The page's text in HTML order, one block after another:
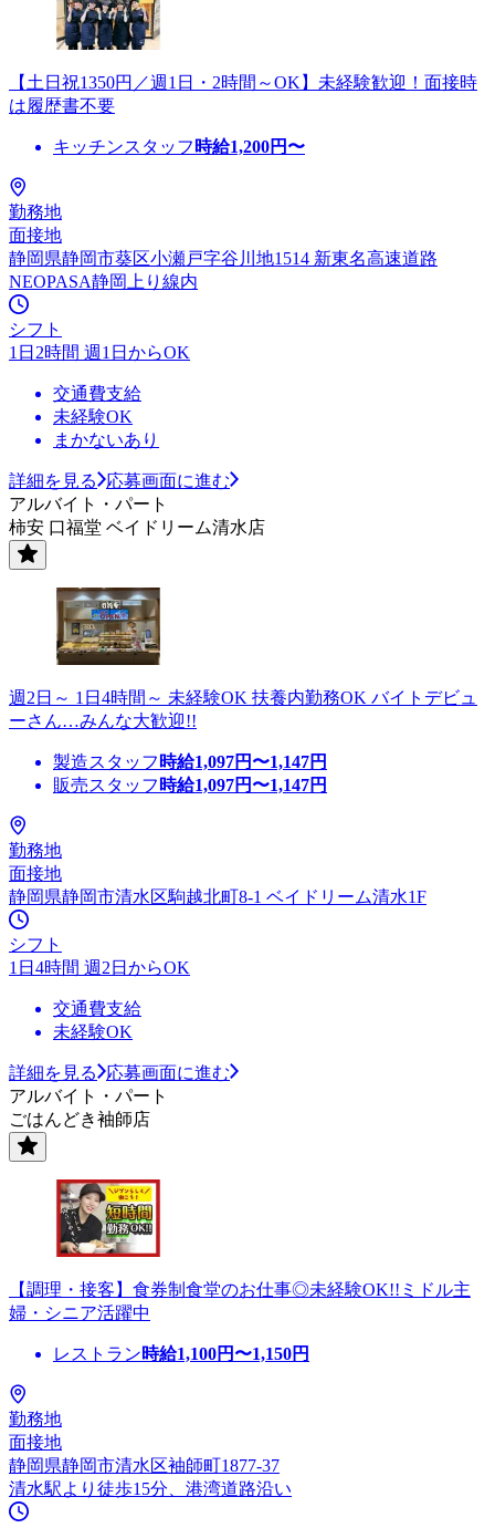
【土日祝1350円／週1日・2時間～OK】未経験歓迎！面接時
は履歴書不要
キッチンスタッフ 時給1,200円〜
勤務地
面接地
静岡県静岡市葵区小瀬戸字谷川地1514 新東名高速道路
NEOPASA静岡上り線内
シフト
1日2時間 週1日からOK
交通費支給
未経験OK
まかないあり
詳細を見る
応募画面に進む
アルバイト・パート
柿安 口福堂 ベイドリーム清水店
週2日～ 1日4時間～ 未経験OK 扶養内勤務OK バイトデビュ
ーさん…みんな大歓迎!!
製造スタッフ 時給1,097円〜1,147円
販売スタッフ 時給1,097円〜1,147円
勤務地
面接地
静岡県静岡市清水区駒越北町8-1 ベイドリーム清水1F
シフト
1日4時間 週2日からOK
交通費支給
未経験OK
詳細を見る
応募画面に進む
アルバイト・パート
ごはんどき袖師店
【調理・接客】食券制食堂のお仕事◎未経験OK!!ミドル主
婦・シニア活躍中
レストラン時給1,100円〜1,150円
勤務地
面接地
静岡県静岡市清水区袖師町1877-37
清水駅より徒歩15分、港湾道路沿い